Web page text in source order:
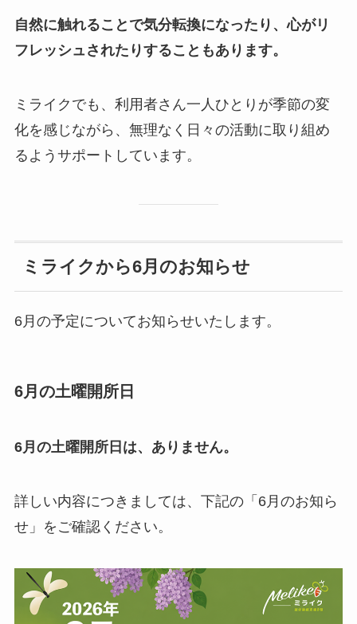
自然に触れることで気分転換になったり、心がリ
フレッシュされたりすることもあります。
ミライクでも、利用者さん一人ひとりが季節の変
化を感じながら、無理なく日々の活動に取り組め
るようサポートしています。
ミライクから6月のお知らせ
6月の予定についてお知らせいたします。
6月の土曜開所日
6月の土曜開所日は、ありません。
詳しい内容につきましては、下記の「6月のお知ら
せ」をご確認ください。